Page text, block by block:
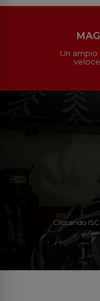
Un ampio
Cliccando